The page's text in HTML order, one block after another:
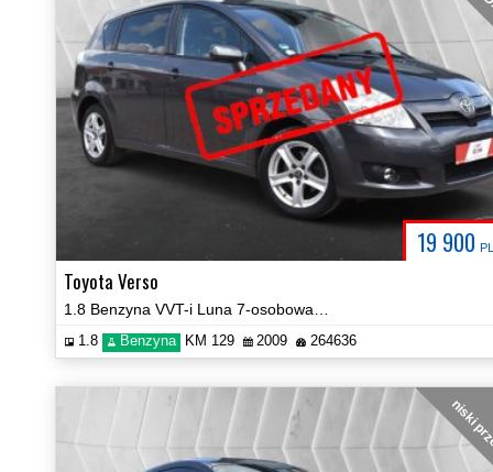
19 900
Toyota Verso
1.8 Benzyna KM 129 2009 264636
niski